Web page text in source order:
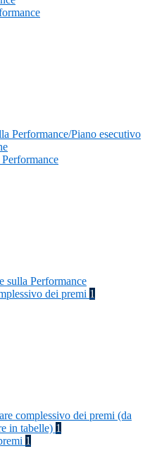
Performance/Piano esecutivo
sulla Performance
dei premi 1
complessivo dei premi (da
in tabelle) 1
1